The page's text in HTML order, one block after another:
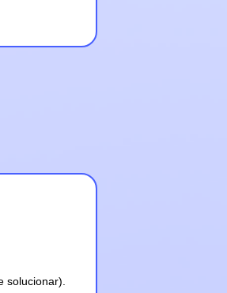
solucionar).